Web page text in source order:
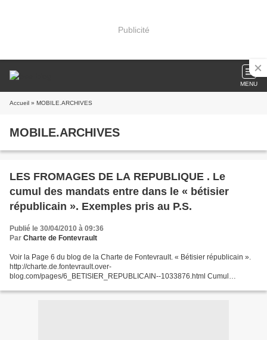
Publicité
MENU
Accueil » MOBILE.ARCHIVES
MOBILE.ARCHIVES
LES FROMAGES DE LA REPUBLIQUE . Le
cumul des mandats entre dans le « bétisier
républicain ». Exemples pris au P.S.
Publié le 30/04/2010 à 09:36
Par Charte de Fontevrault
Voir la Page 6 du blog de la Charte de Fontevrault. « Bétisier républicain ».
http://charte.de.fontevrault.over-
blog.com/pages/6_BETISIER_REPUBLICAIN--1033876.html Cumul
de région...